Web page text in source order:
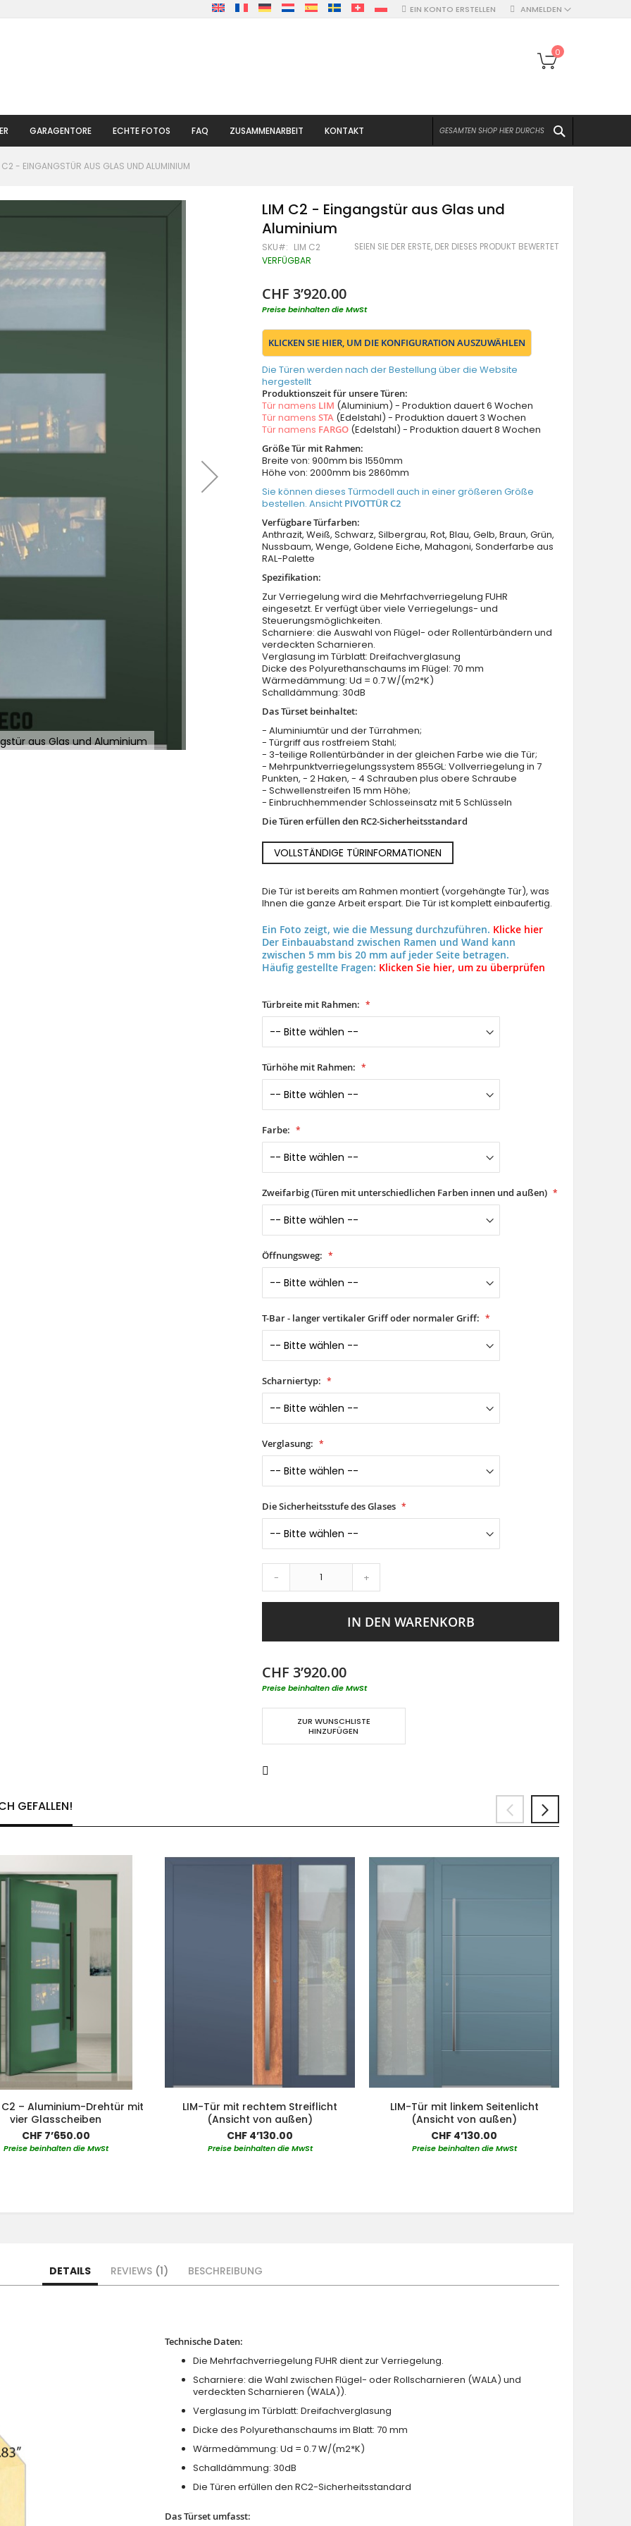
ANMELDEN
EIN KONTO ERSTELLEN
Mein
0
GARAGENTORE ECHTE FOTOS FAQ ZUSAMMENARBEIT KONTAKT
C2 - EINGANGSTÜR AUS GLAS UND ALUMINIUM
aus Glas und Aluminium Schwarze Schwingtür mit vier Glaselementen
LIM C2 - Eingangstür aus Glas und
Aluminium
SKU LIM C2 SEIEN SIE DER ERSTE, DER DIESES PRODUKT BEWERTET
VERFÜGBAR
CHF 3’920.00
Preise beinhalten die MwSt
KLICKEN SIE HIER, UM DIE KONFIGURATION AUSZUWÄHLEN
Die Türen werden nach der Bestellung über die Website
hergestellt
Produktionszeit für unsere Türen:
Tür namens LIM (Aluminium) - Produktion dauert 6 Wochen
Tür namensSTA (Edelstahl) - Produktion dauert 3 Wochen
Tür namens FARGO (Edelstahl) - Produktion dauert 8 Wochen
Größe Tür mit Rahmen:
Breite von: 900mm bis 1550mm
Höhe von: 2000mm bis 2860mm
Sie können dieses Türmodell auch in einer größeren Größe
bestellen. Ansicht PIVOTTÜR C2
Verfügbare Türfarben:
Anthrazit, Weiß, Schwarz, Silbergrau, Rot, Blau, Gelb, Braun, Grün,
Nussbaum, Wenge, Goldene Eiche, Mahagoni, Sonderfarbe aus
RAL-Palette
Spezifikation:
Zur Verriegelung wird die Mehrfachverriegelung FUHR
eingesetzt. Er verfügt über viele Verriegelungs- und
Steuerungsmöglichkeiten.
Scharniere: die Auswahl von Flügel- oder Rollentürbändern und
verdeckten Scharnieren.
Verglasung im Türblatt: Dreifachverglasung
Dicke des Polyurethanschaums im Flügel: 70 mm
Wärmedämmung: Ud = 0.7 W/(m2*K)
Schalldämmung: 30dB
Das Türset beinhaltet:
- Aluminiumtür und der Türrahmen;
- Türgriff aus rostfreiem Stahl;
- 3-teilige Rollentürbänder in der gleichen Farbe wie die Tür;
- Mehrpunktverriegelungssystem 855GL: Vollverriegelung in 7
Punkten, - 2 Haken, - 4 Schrauben plus obere Schraube
- Schwellenstreifen 15 mm Höhe;
- Einbruchhemmender Schlosseinsatz mit 5 Schlüsseln
Die Türen erfüllen den RC2-Sicherheitsstandard
VOLLSTÄNDIGE TÜRINFORMATIONEN
Die Tür ist bereits am Rahmen montiert (vorgehängte Tür), was
Ihnen die ganze Arbeit erspart. Die Tür ist komplett einbaufertig.
Ein Foto zeigt, wie die Messung durchzuführen. Klicke hier
Der Einbauabstand zwischen Ramen und Wand kann
zwischen 5 mm bis 20 mm auf jeder Seite betragen.
Häufig gestellte Fragen: Klicken Sie hier, um zu überprüfen
Türbreite mit Rahmen:
Türhöhe mit Rahmen:
Farbe:
Zweifarbig (Türen mit unterschiedlichen Farben innen und außen)
Öffnungsweg:
T-Bar - langer vertikaler Griff oder normaler Griff:
Scharniertyp:
Verglasung:
Die Sicherheitsstufe des Glases
- +
IN DEN WARENKORB
CHF 3’920.00
Preise beinhalten die MwSt
ZUR WUNSCHLISTE
HINZUFÜGEN
GEFALLEN!
C2 – Aluminium-Drehtür mit
vier Glasscheiben
CHF 7’650.00
Preise beinhalten die MwSt
LIM-Tür mit rechtem Streiflicht
(Ansicht von außen)
CHF 4’130.00
Preise beinhalten die MwSt
LIM-Tür mit linkem Seitenlicht
(Ansicht von außen)
CHF 4’130.00
Preise beinhalten die MwSt
DETAILS REVIEWS 1 BESCHREIBUNG